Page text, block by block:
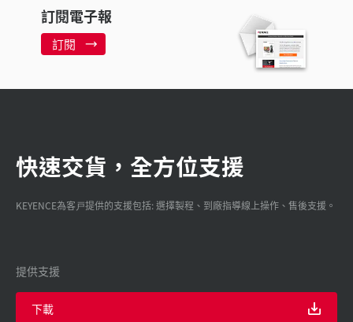
訂閱電子報
訂閱
快速交貨，全方位支援
KEYENCE為客戸提供的支援包括: 選擇製程、到廠指導線上操作、售後支援。
提供支援
下載